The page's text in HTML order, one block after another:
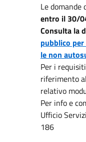
Le domande
entro il 30/
Consulta la
pubblico
le non
Per i
riferimento
relativo
Per info e
Ufficio
186